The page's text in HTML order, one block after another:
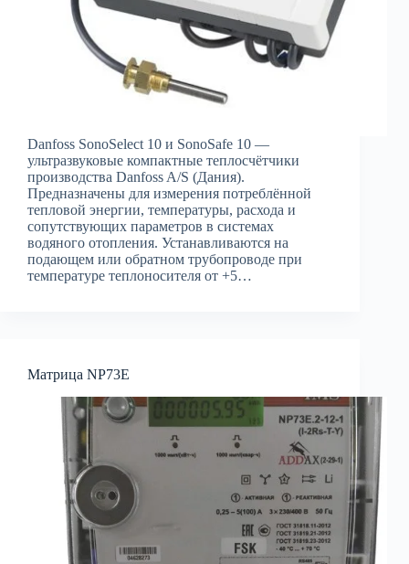
Danfoss SonoSelect 10 и SonoSafe 10 —
ультразвуковые компактные теплосчётчики
производства Danfoss A/S (Дания).
Предназначены для измерения потреблённой
тепловой энергии, температуры, расхода и
сопутствующих параметров в системах
водяного отопления. Устанавливаются на
подающем или обратном трубопроводе при
температуре теплоносителя от +5…
Матрица NP73E